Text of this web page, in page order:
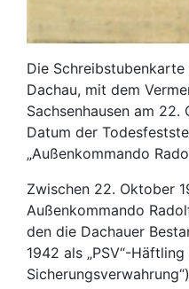
Die
Dachau, mit dem
Sachsenhausen am 22.
Datum der
„Außenkommando
Zwischen 22. Oktober
Außenkommando
den die Dachauer
1942 als „PSV“-